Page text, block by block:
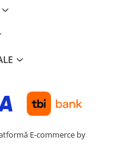
E-commerce by